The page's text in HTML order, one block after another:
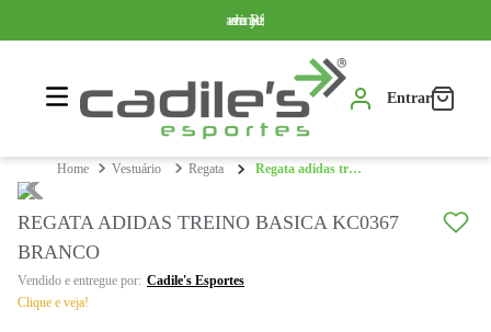
Somente produtos originais
Parcelamos em até 10x sem juros
Frete grátis a partir de R$ 399,99*
Aqui Movimento é Vida
Entrar
vestuário regata regata adidas treino basica kc0367 branco
REGATA ADIDAS TREINO BASICA KC0367
BRANCO
Cadile's Esportes
Clique e veja!